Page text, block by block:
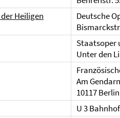
Heiligen
Deutsche
Staatsoper
Unter den
Am
10117 Berlin
U 3